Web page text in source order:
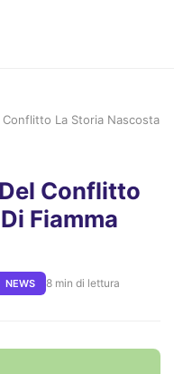
La Storia Nascosta
Conflitto
Fiamma
NEWS 8 min di lettura